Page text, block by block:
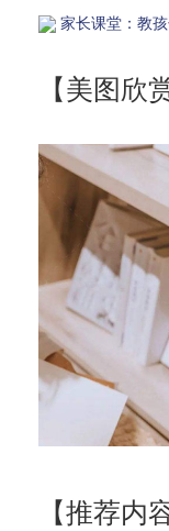
家长课堂：教
【美图欣
【推荐内